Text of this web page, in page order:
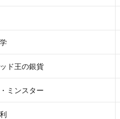
ド王の銀貨
ミンスター